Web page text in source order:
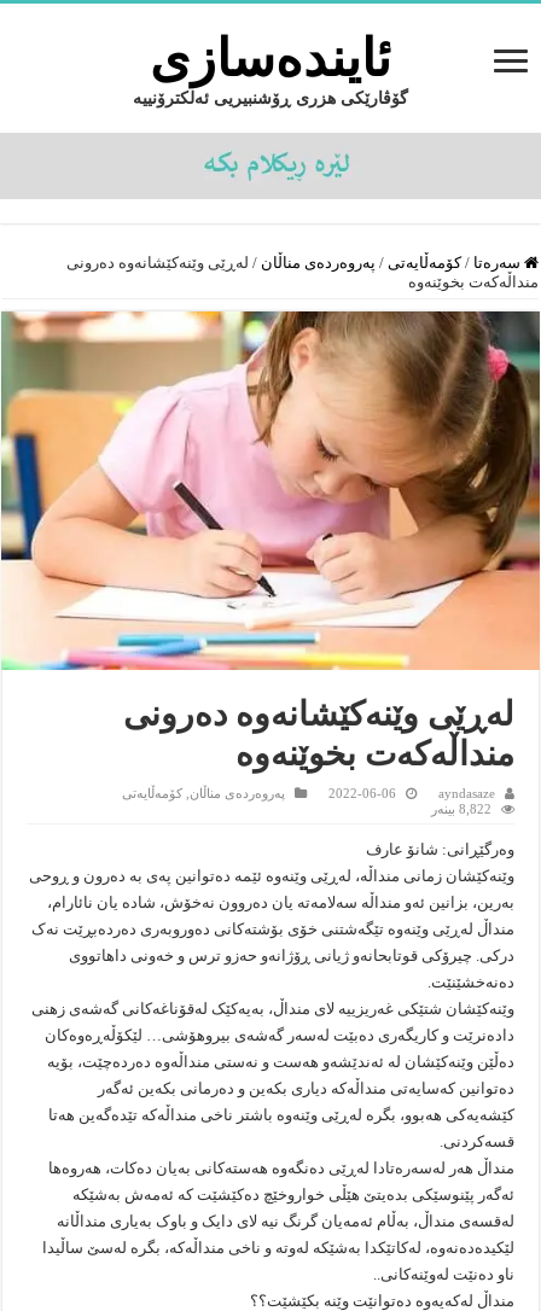
ئایندەسازى
گۆڤارێکی هزری ڕۆشنبیریی ئەلکترۆنییە
سەرەتا / کۆمەڵایەتى / پەروەردەى مناڵان / لەڕێی وێنەکێشانەوە دەرونی
منداڵەکەت بخوێنەوە
لەڕێی وێنەکێشانەوە دەرونی
منداڵەکەت بخوێنەوە
ayndasaze
2022-06-06 پەروەردەى مناڵان ,کۆمەڵایەتى
8,822 بینەر
وەرگێڕانی: شانۆ عارف
وێنەکێشان زمانی منداڵە، لەڕێی وێنەوه ئێمە دەتوانین پەی بە دەرون و ڕوحی
بەرین، بزانین ئەو منداڵە سەلامەتە یان دەروون نەخۆش، شادە یان نائارام،
منداڵ لەڕێی وێنەوە تێگەشتنی خۆی بۆشتەکانی دەوروبەری دەردەبڕێت نەک
درکی. چیرۆکی قوتابحانەو ژیانی ڕۆژانەو حەزو ترس و خەونی داهاتووی
دەنەخشێنێت.
وێنەکێشان شتێکی غەریزییە لای منداڵ، بەیەکێک لەقۆناغەکانی گەشەی زهنی
دادەنرێت و کاریگەری دەبێت لەسەر گەشەی بیروهۆشی… لێکۆڵەڕەوەکان
دەڵێن وێنەکێشان لە ئەندێشەو هەست و نەستی منداڵەوە دەردەچێت، بۆیە
دەتوانین کەسایەتی منداڵەکە دیاری بکەین و دەرمانی بکەین ئەگەر
کێشەیەکی هەبوو، بگرە لەڕێی وێنەوە باشتر ناخی منداڵەکە تێدەگەین هەتا
قسەکردنی.
منداڵ هەر لەسەرەتادا لەڕێی دەنگەوە هەستەکانی بەیان دەکات، هەروەها
ئەگەر پێنوسێکی بدەیتێ هێڵی خواروخێچ دەکێشێت کە ئەمەش بەشێکە
لەقسەی منداڵ، بەڵام ئەمەیان گرنگ نیە لای دایک و باوک بەیاری منداڵانە
لێکیدەدەنەوە، لەکاتێکدا بەشێکە لەوتە و ناخی منداڵەکە، بگره لەسێ ساڵیدا
ناو دەنێت لەوێنەکانی..
منداڵ لەکەیەوە دەتوانێت وێنە بکێشێت؟؟